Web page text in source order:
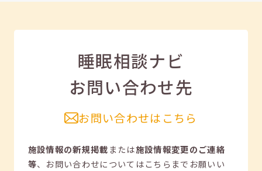
睡眠相談ナビ
お問い合わせ先
お問い合わせはこちら
施設情報の新規掲載または施設情報変更のご連絡
等、 お問い合わせについてはこちらまでお願いい